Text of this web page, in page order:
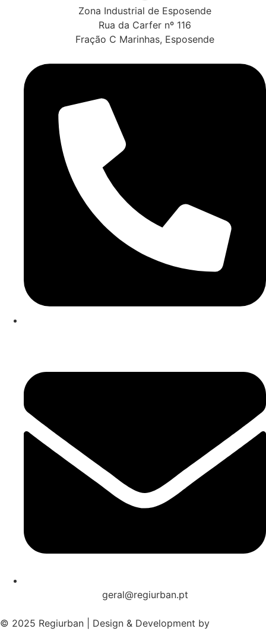
Zona Industrial de Esposende
Rua da Carfer nº 116
Fração C Marinhas, Esposende
geral@regiurban.pt
© 2025 Regiurban | Design & Development by